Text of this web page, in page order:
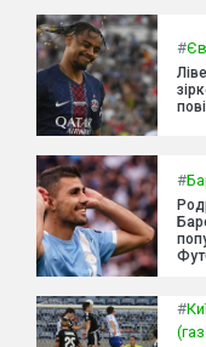
#
#
#